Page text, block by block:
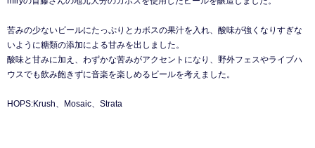
苦みの少ないビールにたっぷりとカボスの果汁を入れ、酸味が強くなりすぎな
いように糖類の添加による甘みを出しました。
酸味と甘みに加え、わずかな苦みがアクセントになり、野外フェスやライブハ
ウスでも飲み飽きずに音楽を楽しめるビールを考えました。
HOPS:Krush、Mosaic、Strata